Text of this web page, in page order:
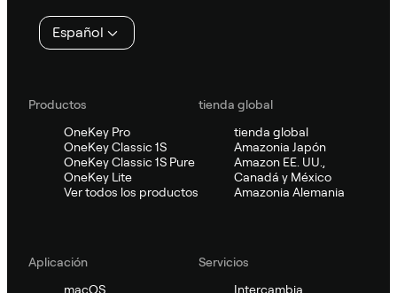
página
Español
Productos
OneKey Pro
OneKey Classic 1S
OneKey Classic 1S Pure
OneKey Lite
Ver todos los productos
tienda global
tienda global
Amazonia Japón
Amazon EE. UU.,
Canadá y México
Amazonia Alemania
Aplicación
macOS
Servicios
Intercambia